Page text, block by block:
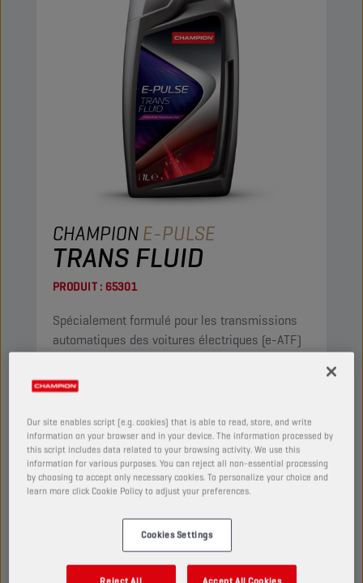
CHAMPIONE-PULSE
TRANS FLUID
PRODUIT : 65301
Spécialement formulé pour les transmissions
automatiques des voitures électriques (e-ATF)
Afficher
HUILE DE BOÎTE AUTOMATIQUE
Our site enables script (e.g. cookies) that is able to read, store, and write
information on your browser and in your device. The information processed by
this script includes data related to your browsing activity. We use this
information for various purposes. You can reject all non-essential processing
by choosing to accept only necessary cookies. To personalize your choice and
learn more click Cookie Policy to adjust your preferences.
Cookies Settings